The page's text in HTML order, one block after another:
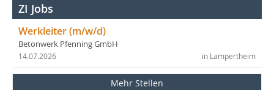
ZI Jobs
Werkleiter (m/w/d)
Betonwerk Pfenning GmbH
in Lampertheim
14.07.2026
Mehr Stellen